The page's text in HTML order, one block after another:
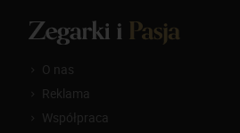
O nas
Reklama
Współpraca